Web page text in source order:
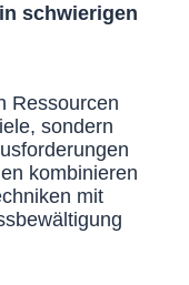
schwierigen
Ressourcen
sondern
kombinieren
mit